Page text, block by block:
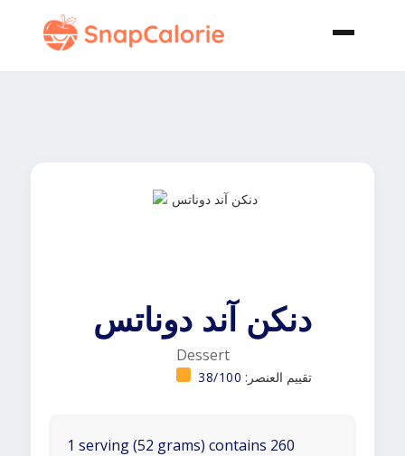
دنكن آند دوناتس
Dessert
تقييم العنصر: 38/100
1 serving (52 grams) contains 260